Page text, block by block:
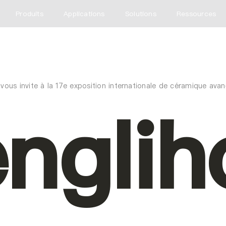
Produits Applications Solutions Ressources
invite à la 17e exposition internationale de céramique